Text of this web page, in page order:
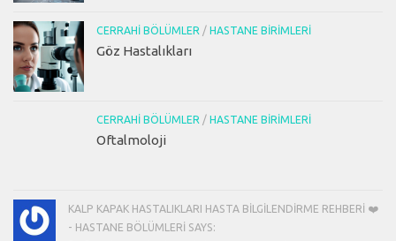
CERRAHI BÖLÜMLER / HASTANE BIRIMLERI
Göz Hastalıkları
CERRAHI BÖLÜMLER / HASTANE BIRIMLERI
Oftalmoloji
KALP KAPAK HASTALIKLARI HASTA BILGILENDIRME REHBERI ❤️
- HASTANE BÖLÜMLERI SAYS: